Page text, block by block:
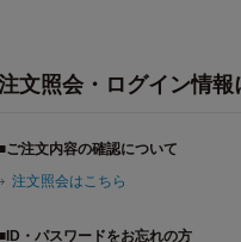
文照会・ログイン情報
ご注文内容の確認について
注文照会はこちら
・パスワードをお忘れの方